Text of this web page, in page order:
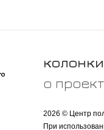
колонки
о
2026 © Центр
При